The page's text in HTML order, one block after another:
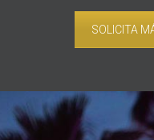
SOLICITA